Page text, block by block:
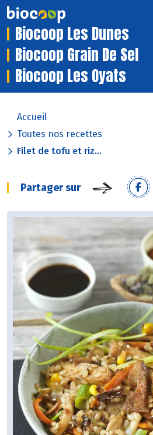
Biocoop Les Dunes
Biocoop Grain De Sel
Biocoop Les Oyats
Accueil
Toutes nos recettes
Filet de tofu et riz...
Partager sur